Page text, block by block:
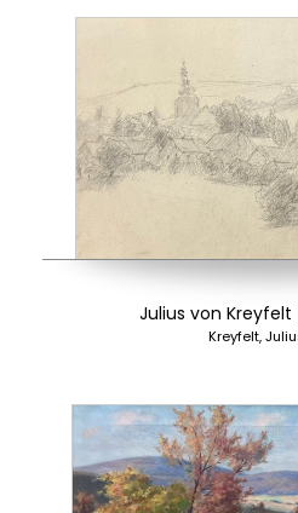
Julius von Kreyfelt
Kreyfelt,